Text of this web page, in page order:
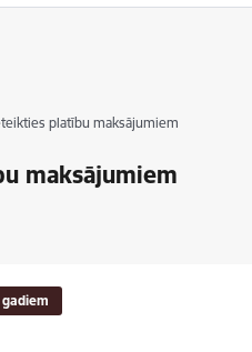
platību maksājumiem
maksājumiem